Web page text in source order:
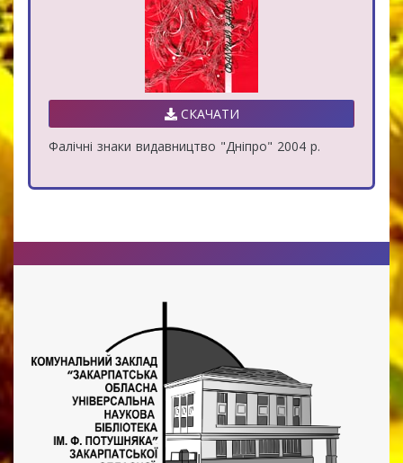
СКАЧАТИ
Фалічні знаки видавництво "Дніпро" 2004 р.